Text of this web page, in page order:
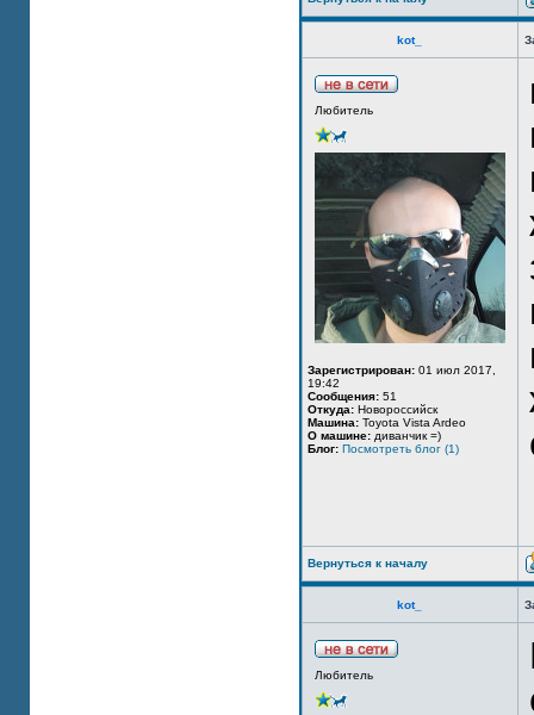
kot_
Любитель
Зарегистрирован: 01 июл 2017,
19:42
Сообщения: 51
Откуда: Новороссийск
Машина: Toyota Vista Ardeo
О машине: диванчик =)
Блог: Посмотреть блог (1)
Вернуться к началу
kot_
Любитель